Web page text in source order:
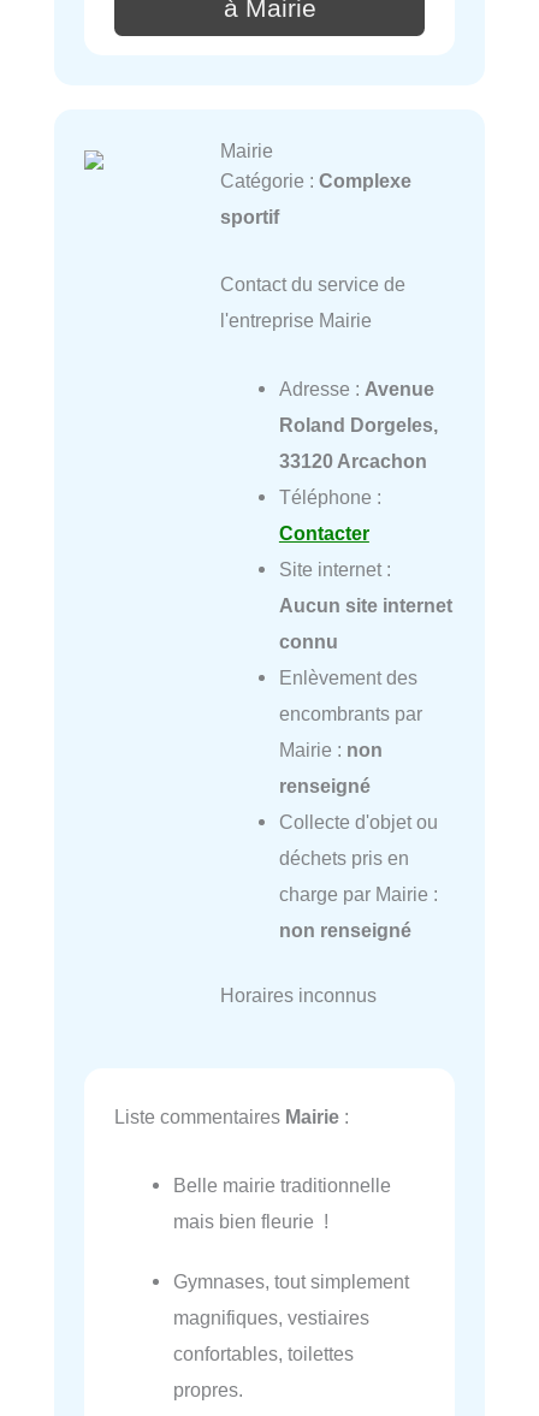
à Mairie
Mairie
Catégorie : Complexe
sportif
Contact du service de
l'entreprise Mairie
Adresse : Avenue
Roland Dorgeles,
33120 Arcachon
Téléphone :
Contacter
Site internet :
Aucun site internet
connu
Enlèvement des
encombrants par
Mairie : non
renseigné
Collecte d'objet ou
déchets pris en
charge par Mairie :
non renseigné
Horaires inconnus
Liste commentaires Mairie :
Belle mairie traditionnelle
mais bien fleurie !
Gymnases, tout simplement
magnifiques, vestiaires
confortables, toilettes
propres.